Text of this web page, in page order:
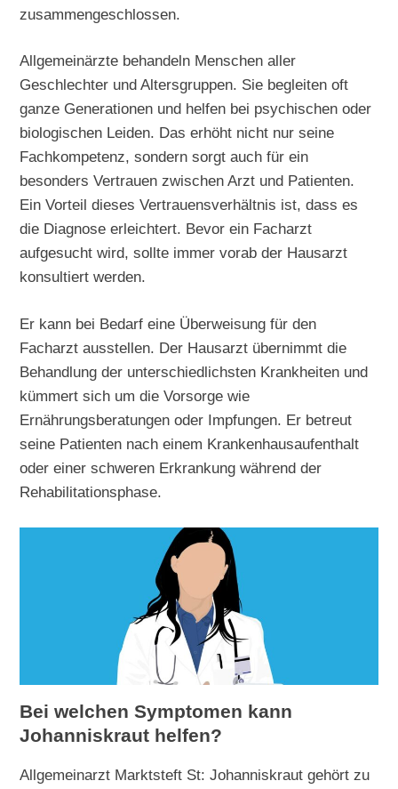
zusammengeschlossen.
Allgemeinärzte behandeln Menschen aller
Geschlechter und Altersgruppen. Sie begleiten oft
ganze Generationen und helfen bei psychischen oder
biologischen Leiden. Das erhöht nicht nur seine
Fachkompetenz, sondern sorgt auch für ein
besonders Vertrauen zwischen Arzt und Patienten.
Ein Vorteil dieses Vertrauensverhältnis ist, dass es
die Diagnose erleichtert. Bevor ein Facharzt
aufgesucht wird, sollte immer vorab der Hausarzt
konsultiert werden.
Er kann bei Bedarf eine Überweisung für den
Facharzt ausstellen. Der Hausarzt übernimmt die
Behandlung der unterschiedlichsten Krankheiten und
kümmert sich um die Vorsorge wie
Ernährungsberatungen oder Impfungen. Er betreut
seine Patienten nach einem Krankenhausaufenthalt
oder einer schweren Erkrankung während der
Rehabilitationsphase.
Bei welchen Symptomen kann
Johanniskraut helfen?
Allgemeinarzt Marktsteft St: Johanniskraut gehört zu